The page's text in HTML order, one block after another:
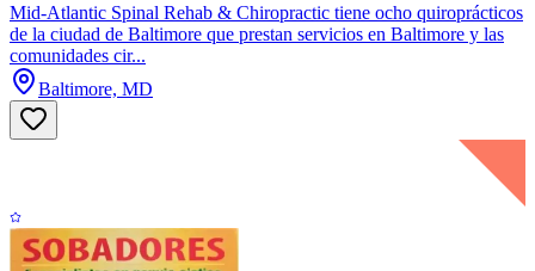
Mid-Atlantic Spinal Rehab & Chiropractic tiene ocho quiroprácticos
de la ciudad de Baltimore que prestan servicios en Baltimore y las
comunidades cir...
Baltimore, MD